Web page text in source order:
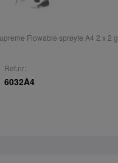
Flowable sprøyte A4 2 x 2 g
Ref.nr:
6032A4